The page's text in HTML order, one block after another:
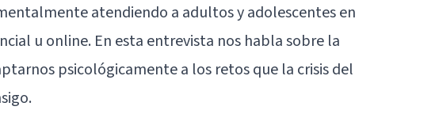
atendiendo a adultos y adolescentes en
u online. En esta entrevista nos habla sobre la
psicológicamente a los retos que la crisis del